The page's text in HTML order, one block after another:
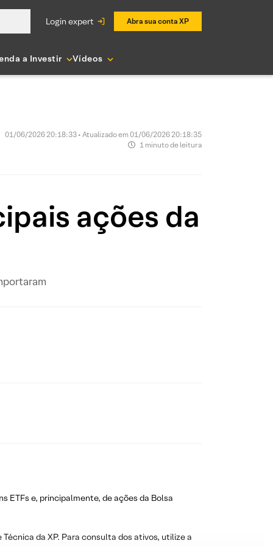
login expert Abra sua conta XP
a Investir Vídeos
01/06/2026 20:18:33 • Atualizado em 01/06/2026 20:18:35
1 minuto de leitura
ações da
ETFs e, principalmente, de ações da Bolsa
da XP. Para consulta dos ativos, utilize a